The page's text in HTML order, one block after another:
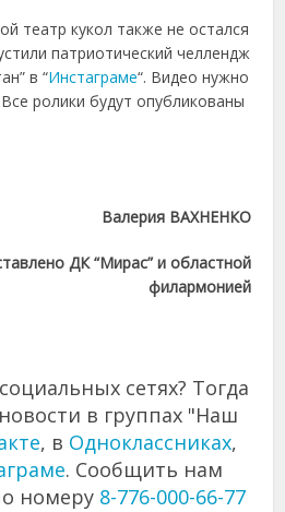
театр кукол также не остался
патриотический челлендж
в “Инстаграме“. Видео нужно
ролики будут опубликованы
Валерия ВАХНЕНКО
ДК “Мирас” и областной
филармонией
сетях? Тогда
в группах "Наш
, в Одноклассниках,
. Сообщить нам
номеру 8-776-000-66-77